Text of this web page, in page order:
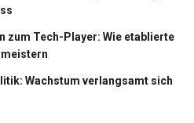
zum Tech-Player: Wie etablierte
Wachstum verlangsamt sich